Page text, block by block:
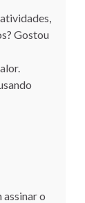
Gostou
assinar o